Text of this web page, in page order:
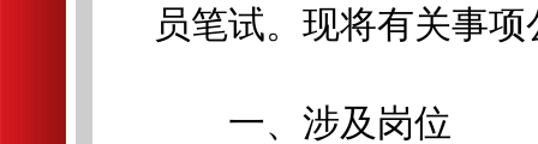
员笔试。现将有关事
一、涉及岗位